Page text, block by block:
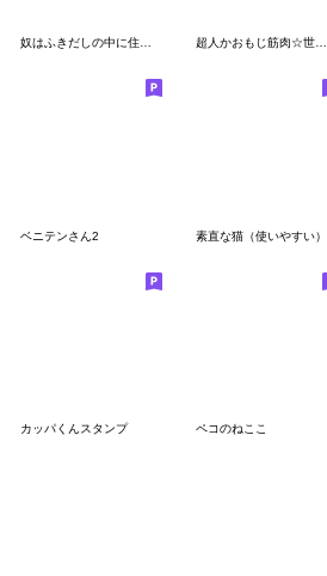
奴はふきだしの中に住んでいる 超人かおもじ筋肉☆世紀末「顔文字マン」
ベニテンさん2 素直な猫（使いやすい）
カッパくんスタンプ ペコのねここ